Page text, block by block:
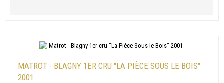
MATROT - BLAGNY 1ER CRU "LA PIÈCE SOUS LE BOIS"
2001